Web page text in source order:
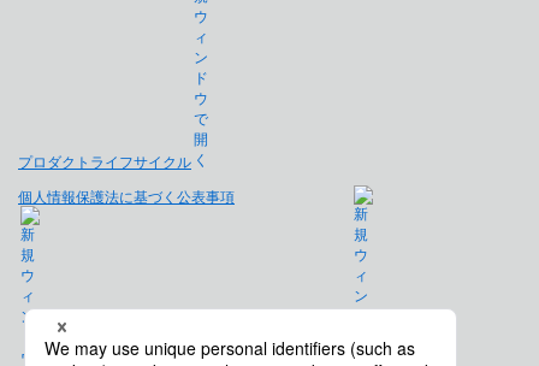
プロダクトライフサイクル
個人情報保護法に基づく公表事項